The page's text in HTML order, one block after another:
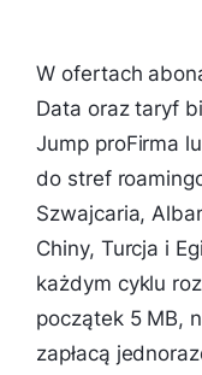
W ofertach
Data oraz taryf
Jump proFirma
do stref
Szwajcaria,
Chiny, Turcja i
każdym cyklu
początek 5 MB,
zapłacą